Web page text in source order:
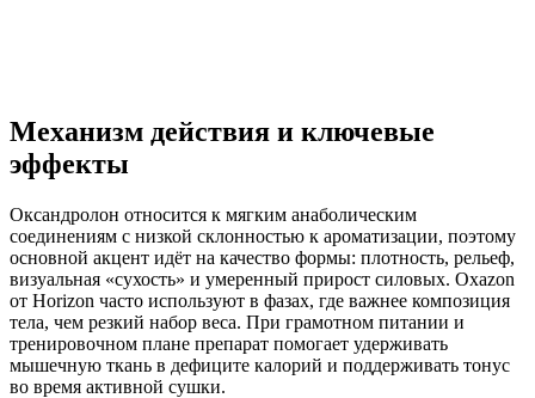
Механизм действия и ключевые
эффекты
Оксандролон относится к мягким анаболическим
соединениям с низкой склонностью к ароматизации, поэтому
основной акцент идёт на качество формы: плотность, рельеф,
визуальная «сухость» и умеренный прирост силовых. Oxazon
от Horizon часто используют в фазах, где важнее композиция
тела, чем резкий набор веса. При грамотном питании и
тренировочном плане препарат помогает удерживать
мышечную ткань в дефиците калорий и поддерживать тонус
во время активной сушки.